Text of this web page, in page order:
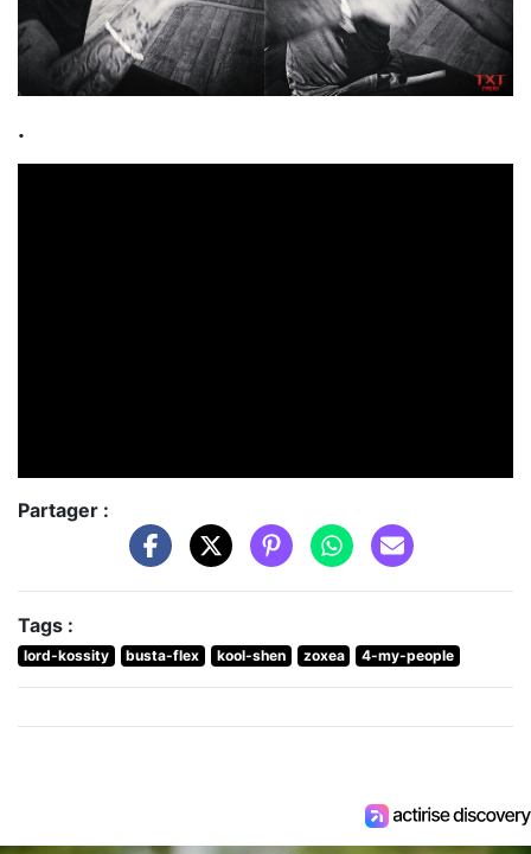
.
Partager :
Tags :
lord-kossity busta-flex kool-shen zoxea 4-my-people